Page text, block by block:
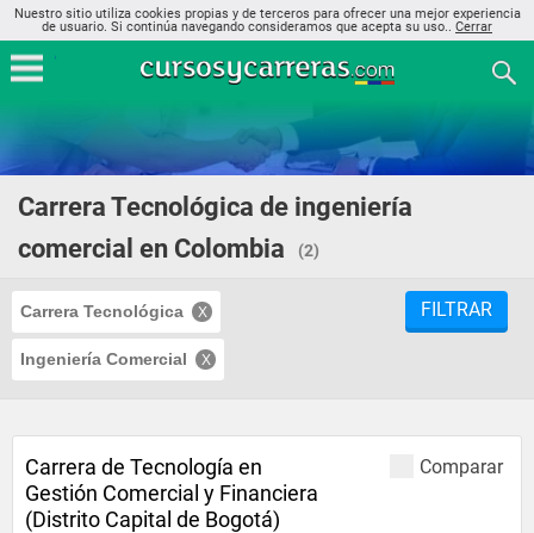
Nuestro sitio utiliza cookies propias y de terceros para ofrecer una mejor experiencia
de usuario. Si continúa navegando consideramos que acepta su uso.. Cerrar
Carrera Tecnológica de ingeniería
comercial en Colombia
(2)
Carrera Tecnológica
Ingeniería Comercial
FILTRAR
Comparar
Carrera de Tecnología en
Gestión Comercial y Financiera
(Distrito Capital de Bogotá)